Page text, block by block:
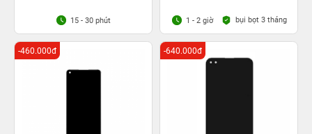
15 - 30 phút 1 - 2 giờ bụi bọt 3 tháng
-460.000đ -640.000đ